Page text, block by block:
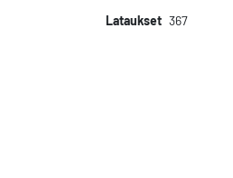
Lataukset 367